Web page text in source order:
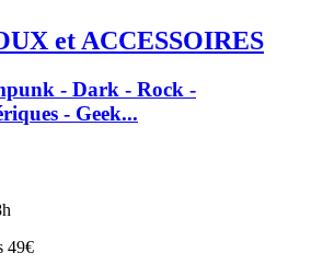
et ACCESSOIRES
- Dark - Rock -
- Geek...
49€